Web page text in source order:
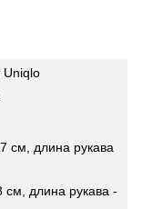
Uniqlo
см, длина рукава
длина рукава -